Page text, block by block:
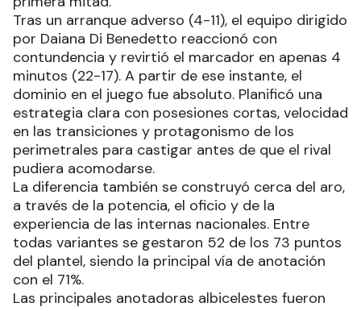
Tras un arranque adverso (4-11), el equipo dirigido
por Daiana Di Benedetto reaccionó con
contundencia y revirtió el marcador en apenas 4
minutos (22-17). A partir de ese instante, el
dominio en el juego fue absoluto. Planificó una
estrategia clara con posesiones cortas, velocidad
en las transiciones y protagonismo de los
perimetrales para castigar antes de que el rival
pudiera acomodarse.
La diferencia también se construyó cerca del aro,
a través de la potencia, el oficio y de la
experiencia de las internas nacionales. Entre
todas variantes se gestaron 52 de los 73 puntos
del plantel, siendo la principal vía de anotación
con el 71%.
Las principales anotadoras albicelestes fueron